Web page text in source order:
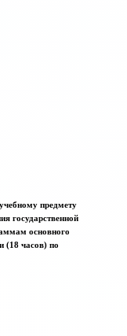
предмету
государственной
основного
(18 часов) по